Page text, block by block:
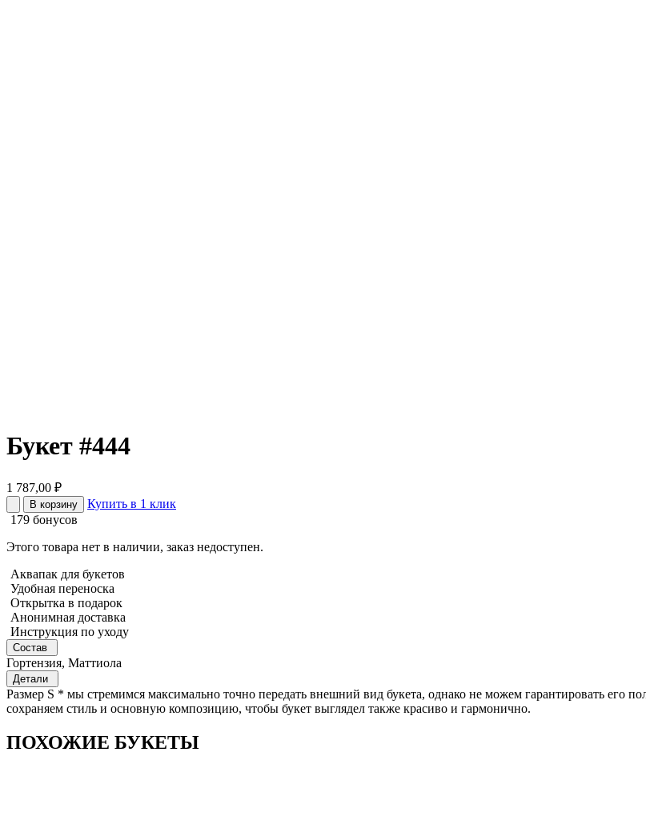
Букет #444
1 787,00 ₽
В корзину
Купить в 1 клик
179 бонусов
Этого товара нет в наличии, заказ недоступен.
Аквапак для букетов
Удобная переноска
Открытка в подарок
Анонимная доставка
Инструкция по уходу
Состав
Гортензия, Маттиола
Детали
Размер S * мы стремимся максимально точно передать внешний вид букета, однако не можем гарантировать его
сохраняем стиль и основную композицию, чтобы букет выглядел также красиво и гармонично.
ПОХОЖИЕ БУКЕТЫ